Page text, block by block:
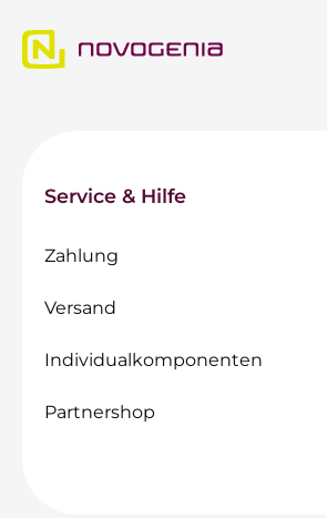
Service & Hilfe
Zahlung
Versand
Individualkomponenten
Partnershop